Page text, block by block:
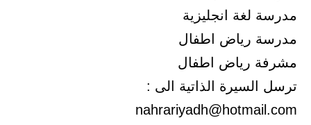
مدرسة لغة انجليزية
مدرسة رياض اطفال
مشرفة رياض اطفال
ترسل السيرة الذاتية الى :
nahrariyadh@hotmail.com